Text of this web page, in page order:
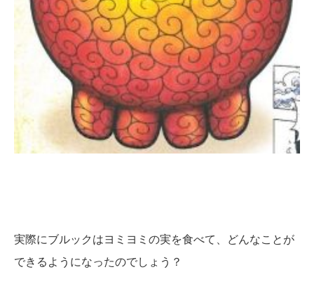
実際にブルックはヨミヨミの実を食べて、どんなことが
できるようになったのでしょう？